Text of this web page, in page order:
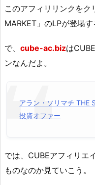
このアフィリリンクを
MARKET」のLPが登場す
で、 cube-ac.bizは
ンなんだよ。
アラン・ソリマチ THE
投資オファー
では、CUBEアフィリエ
ものなのか見ていこう。